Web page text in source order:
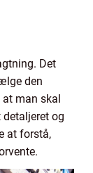
Det
den
at man skal
og
at forstå,